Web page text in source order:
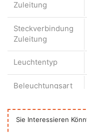
Zuleitung
Steckverbindung
Zuleitung
Leuchtentyp
Beleuchtungsart
Lichtfarbe
Sie Interessieren